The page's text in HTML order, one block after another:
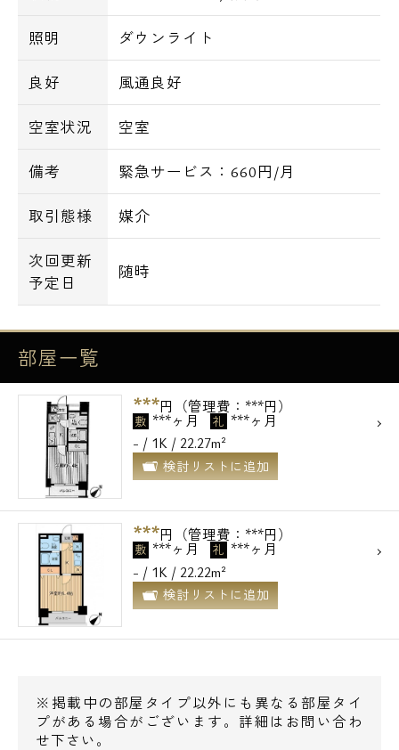
照明 ダウンライト
良好 風通良好
空室状況 空室
備考 緊急サービス：660円/月
取引態様 媒介
次回更新
予定日
随時
部屋一覧
***円（管理費：***円）
敷 ***ヶ月 礼 ***ヶ月
- / 1K / 22.27m²
検討リストに追加
***円（管理費：***円）
敷 ***ヶ月 礼 ***ヶ月
- / 1K / 22.22m²
検討リストに追加
※掲載中の部屋タイプ以外にも異なる部屋タイ
プがある場合がございます。詳細はお問い合わ
せ下さい。
電話でお問い合わせ
0120-500-529
営業時間 10：00～18：00
メールでお問い合わせ